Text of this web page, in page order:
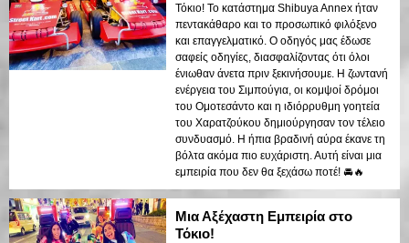
Τόκιο! Το κατάστημα Shibuya Annex ήταν
πεντακάθαρο και το προσωπικό φιλόξενο
και επαγγελματικό. Ο οδηγός μας έδωσε
σαφείς οδηγίες, διασφαλίζοντας ότι όλοι
ένιωθαν άνετα πριν ξεκινήσουμε. Η ζωντανή
ενέργεια του Σιμπούγια, οι κομψοί δρόμοι
του Ομοτεσάντο και η ιδιόρρυθμη γοητεία
του Χαρατζούκου δημιούργησαν τον τέλειο
συνδυασμό. Η ήπια βραδινή αύρα έκανε τη
βόλτα ακόμα πιο ευχάριστη. Αυτή είναι μια
εμπειρία που δεν θα ξεχάσω ποτέ! 🚘🔥
Μια Αξέχαστη Εμπειρία στο
Τόκιο!